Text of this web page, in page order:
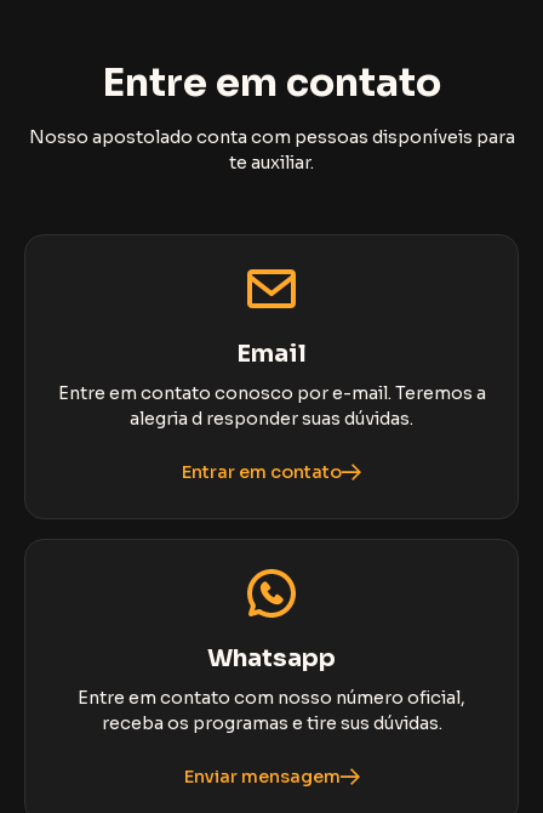
Entre em contato
Nosso apostolado conta com pessoas disponíveis para
te auxiliar.
Email
Entre em contato conosco por e-mail. Teremos a
alegria d responder suas dúvidas.
Entrar em contato
Whatsapp
Entre em contato com nosso número oficial,
receba os programas e tire sus dúvidas.
Enviar mensagem